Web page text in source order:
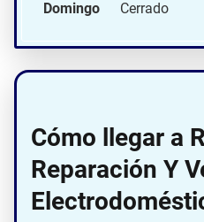
Domingo Cerrado
Cómo llegar a
Reparación Y